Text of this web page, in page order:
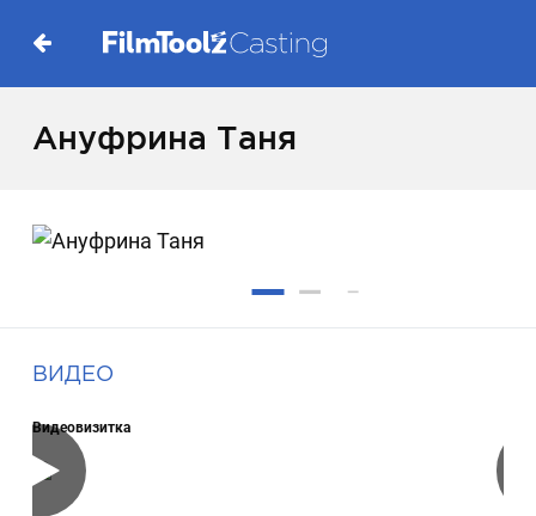
Ануфрина Таня
ВИДЕО
Видеовизитка